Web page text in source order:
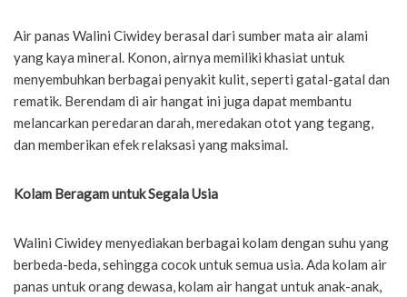
Air panas Walini Ciwidey berasal dari sumber mata air alami
yang kaya mineral. Konon, airnya memiliki khasiat untuk
menyembuhkan berbagai penyakit kulit, seperti gatal-gatal dan
rematik. Berendam di air hangat ini juga dapat membantu
melancarkan peredaran darah, meredakan otot yang tegang,
dan memberikan efek relaksasi yang maksimal.
Kolam Beragam untuk Segala Usia
Walini Ciwidey menyediakan berbagai kolam dengan suhu yang
berbeda-beda, sehingga cocok untuk semua usia. Ada kolam air
panas untuk orang dewasa, kolam air hangat untuk anak-anak,